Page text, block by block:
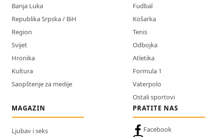
Banja Luka
Republika Srpska / BiH
Region
Svijet
Hronika
Kultura
Saopštenje za medije
Fudbal
Košarka
Tenis
Odbojka
Atletika
Formula 1
Vaterpolo
Ostali sportovi
MAGAZIN
Ljubav i seks
PRATITE NAS
Facebook